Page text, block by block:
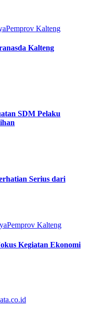
Pemprov Kalteng
Kalteng
SDM Pelaku
Serius dari
Pemprov Kalteng
Kegiatan Ekonomi